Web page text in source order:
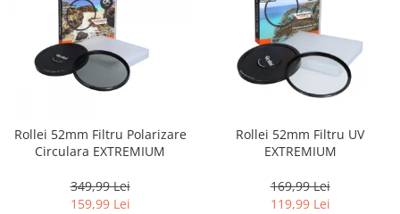
Camere Video Cinematice
Camere video de actiune
Accesorii camere video de actiune
Acumulatori camere video
Lampi video
Stabilizatoare (Gimbal) / Steady
Rollei 52mm Filtru Polarizare
Circulara EXTREMIUM
349,99 Lei
159,99 Lei
Rollei 52mm Filtru UV
EXTREMIUM
169,99 Lei
119,99 Lei